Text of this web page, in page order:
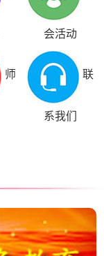
会活动
师 联
系我们